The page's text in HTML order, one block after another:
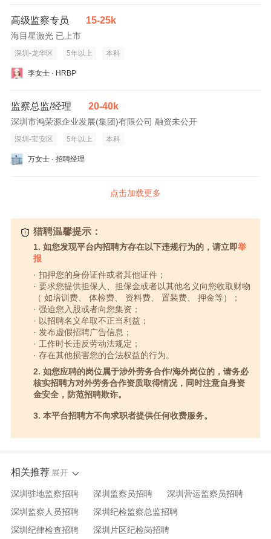
高级监察专员 15-25k
海目星激光 已上市
深圳-龙华区 5年以上 本科
李女士 · HRBP
监察总监/经理 20-40k
深圳市鸿荣源企业发展(集团)有限公司 融资未公开
深圳-宝安区 5年以上 本科
万女士 · 招聘经理
点击加载更多
猎聘温馨提示：
1. 如您发现平台内招聘方存在以下违规行为的，请立即举
报
· 扣押您的身份证件或者其他证件；
· 要求您提供担保人、担保金或者以其他名义向您收取财物
（ 如培训费、 体检费、 资料费、 置装费、 押金等）；
· 强迫您入股或者向您集资；
· 以招聘名义牟取不正当利益；
· 发布虚假招聘广告信息；
· 工作时长违反劳动法规定；
· 存在其他损害您的合法权益的行为。
2. 如您应聘的岗位属于涉外劳务合作/海外岗位的，请务必
核实招聘方对外劳务合作资质取得情况，同时注意自身资
金安全，防范招聘欺诈。
3. 本平台招聘方不向求职者提供任何收费服务。
相关推荐 展开
深圳驻地监察招聘 深圳监察员招聘
深圳营运监察员招聘
深圳监察人员招聘
深圳纪检监察总监招聘
深圳纪律检查招聘
深圳片区纪检岗招聘